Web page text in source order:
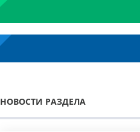
НОВОСТИ РАЗДЕЛА